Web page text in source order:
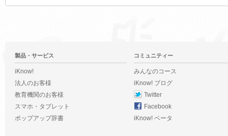
製品・サービス
iKnow!
法人のお客様
教育機関のお客様
スマホ・タブレット
ポップアップ辞書
コミュニティー
みんなのコース
iKnow! ブログ
Twitter
Facebook
iKnow! ベータ